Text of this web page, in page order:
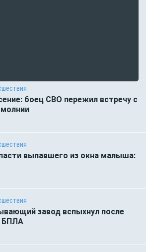
боец СВО пережил встречу с
выпавшего из окна малыша:
завод вспыхнул после
БПЛА